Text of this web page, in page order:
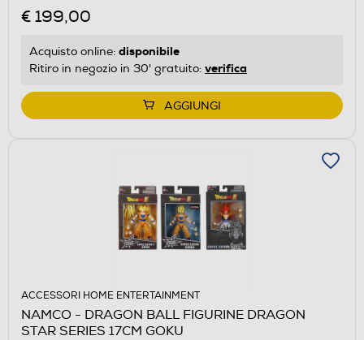
€ 199,00
Acquisto online: disponibile
Ritiro in negozio in 30' gratuito: verifica
AGGIUNGI
ACCESSORI HOME ENTERTAINMENT
NAMCO - DRAGON BALL FIGURINE DRAGON
STAR SERIES 17CM GOKU